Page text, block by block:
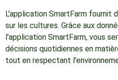
L'application SmartFarm fournit
sur les cultures. Grâce aux
l'application SmartFarm, vous
décisions quotidiennes en
tout en respectant